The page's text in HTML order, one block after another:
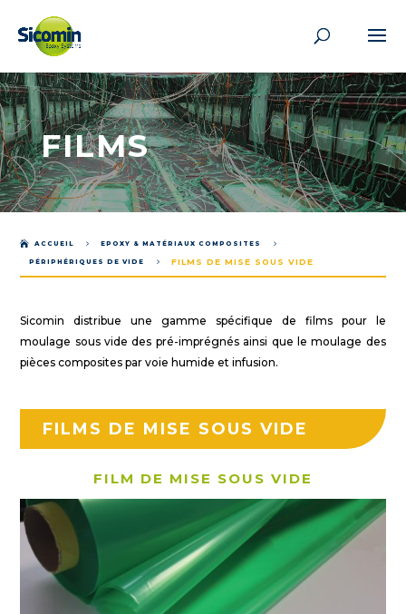
FILMS
 ACCUEIL 5 EPOXY & MATÉRIAUX COMPOSITES 5
PÉRIPHÉRIQUES DE VIDE 5 FILMS DE MISE SOUS VIDE
Sicomin distribue une gamme spécifique de films pour le
moulage sous vide des pré-imprégnés ainsi que le moulage des
pièces composites par voie humide et infusion.
FILMS DE MISE SOUS VIDE
FILM DE MISE SOUS VIDE